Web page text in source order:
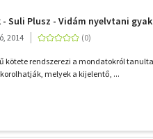
- Suli Plusz - Vidám nyelvtani
2014
kötete rendszerezi a mondatokról
melyek a kijelentő, ...